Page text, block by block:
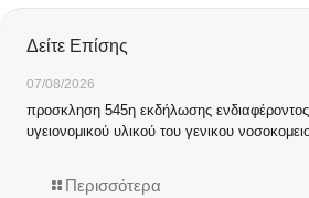
Δείτε Επίσης
07/08/2026
προσκληση 545η εκδήλωσης
υγειονομικού υλικού του γενικου
Περισσότερα